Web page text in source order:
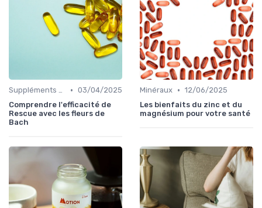
Suppléments à base de plantes • 03/04/2025
Comprendre l'efficacité de
Rescue avec les fleurs de
Bach
Minéraux • 12/06/2025
Les bienfaits du zinc et du
magnésium pour votre santé